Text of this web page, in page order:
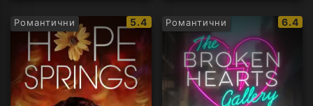
Романтични
IMDb
рейтинг:
5.4 Романтични
IMDb
6.4